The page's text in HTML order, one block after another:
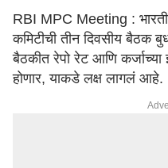
RBI MPC Meeting : भारतीय
कमिटीची तीन दिवसीय बैठक
बैठकीत रेपो रेट आणि
होणार, याकडे लक्ष लागलं आहे.